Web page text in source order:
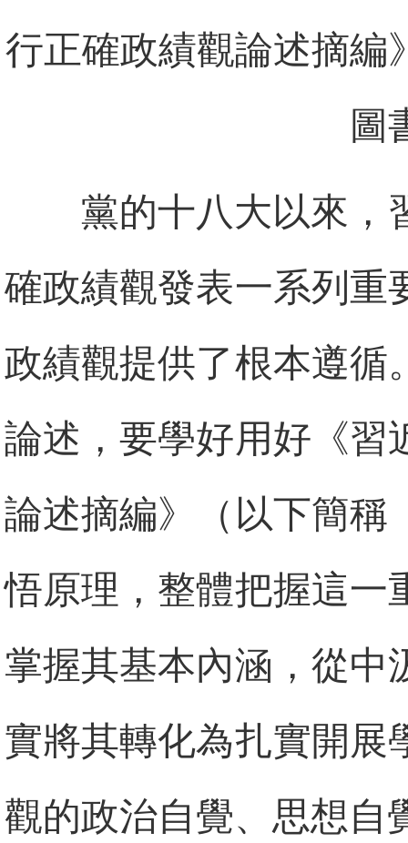
行正確政績觀論述摘編
圖
黨的十八大以來，
確政績觀發表一系列重
政績觀提供了根本遵循
論述，要學好用好《習
論述摘編》（以下簡稱
悟原理，整體把握這一
掌握其基本內涵，從中
實將其轉化為扎實開展
觀的政治自覺、思想自